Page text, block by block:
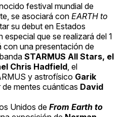
festival mundial de
se asociará conEARTH to
su debut en Estados
especial que se realizará del 1
con una presentación de
STARMUS All Stars, el
Chris Hadfield , el
y astrofísico Garik
mentes cuánticas David
Unidos de From Earth to